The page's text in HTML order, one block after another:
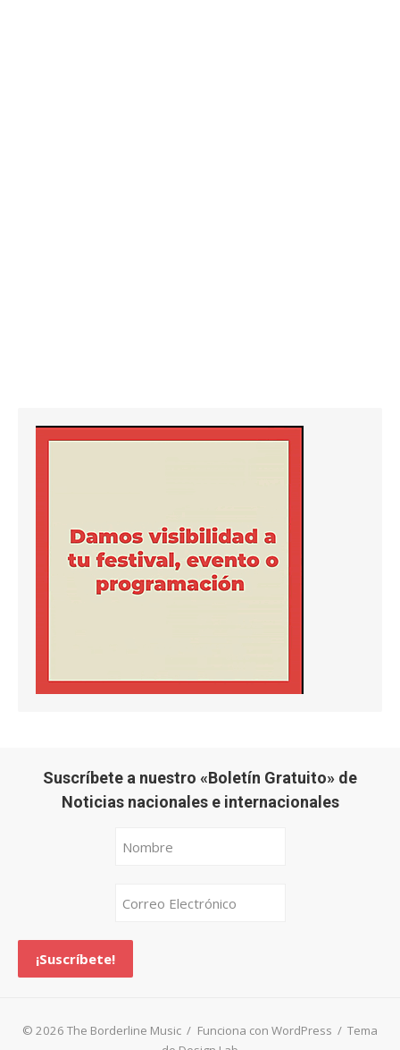
Suscríbete a nuestro «Boletín Gratuito» de
Noticias nacionales e internacionales
© 2026 The Borderline Music / Funciona con WordPress / Tema